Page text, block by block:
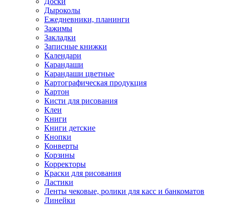
Дыроколы
Ежедневники, планинги
Зажимы
Закладки
Записные книжки
Календари
Карандаши
Карандаши цветные
Картографическая продукция
Картон
Кисти для рисования
Клеи
Книги
Книги детские
Кнопки
Конверты
Корзины
Корректоры
Краски для рисования
Ластики
Ленты чековые, ролики для касс и банкоматов
Линейки